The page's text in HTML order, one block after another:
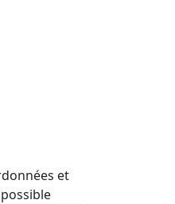
et